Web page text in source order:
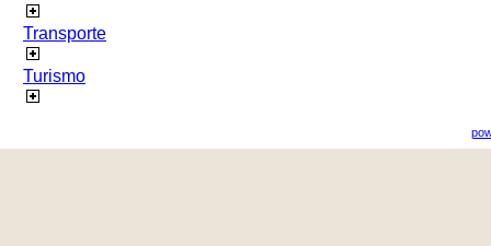
Transporte
Turismo